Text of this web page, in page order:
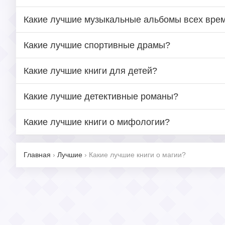
Какие лучшие музыкальные альбомы всех
Какие лучшие спортивные драмы?
Какие лучшие книги для детей?
Какие лучшие детективные романы?
Какие лучшие книги о мифологии?
Главная › Лучшие › Какие лучшие книги о магии?